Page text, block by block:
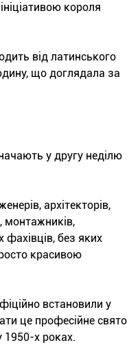
короля
від латинського
що доглядала за
у другу неділю
архітекторів,
монтажників,
фахівців, без яких
красивою
встановили у
це професійне свято
х роках.